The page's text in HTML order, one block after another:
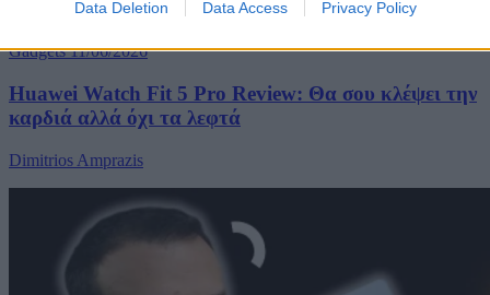
Data Deletion Data Access Privacy Policy
Gadgets11/06/2026
Huawei Watch Fit 5 Pro Review: Θα σου κλέψει την
καρδιά αλλά όχι τα λεφτά
Dimitrios Amprazis